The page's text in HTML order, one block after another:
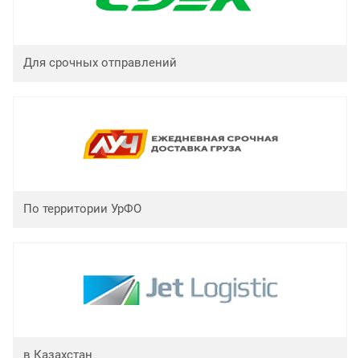
Для срочных отправлений
По территории УрФО
в Казахстан